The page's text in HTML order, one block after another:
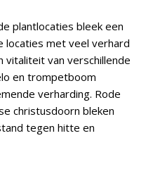
plantlocaties bleek een
locaties met veel verhard
vitaliteit van verschillende
en trompetboom
verharding. Rode
christusdoorn bleken
tegen hitte en